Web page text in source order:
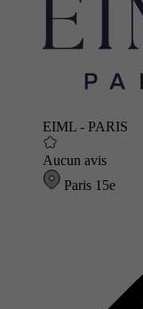
EIML - PARIS
Aucun avis
Paris 15e